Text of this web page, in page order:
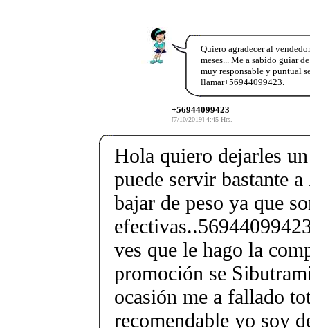
Quiero agradecer al
meses... Me a sabido guiar
muy responsable y puntual
llamar+56944099423.
+56944099423
[7/10/2019] 4:45 Hrs.
Hola quiero dejarles
puede servir bastante
bajar de peso ya que
ves que le hago la
promoción se
ocasión me a fallado
recomendable yo soy